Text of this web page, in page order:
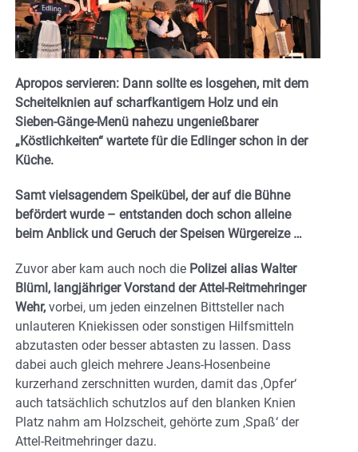
Apropos servieren: Dann sollte es losgehen, mit dem
Scheitelknien auf scharfkantigem Holz und ein
Sieben-Gänge-Menü nahezu ungenießbarer
„Köstlichkeiten“ wartete für die Edlinger schon in der
Küche.
Samt vielsagendem Speikübel, der auf die Bühne
befördert wurde – entstanden doch schon alleine
beim Anblick und Geruch der Speisen Würgereize …
Zuvor aber kam auch noch die Polizei alias Walter
Blüml, langjähriger Vorstand der Attel-Reitmehringer
Wehr, vorbei, um jeden einzelnen Bittsteller nach
unlauteren Kniekissen oder sonstigen Hilfsmitteln
abzutasten oder besser abtasten zu lassen. Dass
dabei auch gleich mehrere Jeans-Hosenbeine
kurzerhand zerschnitten wurden, damit das ‚Opfer‘
auch tatsächlich schutzlos auf den blanken Knien
Platz nahm am Holzscheit, gehörte zum ‚Spaß‘ der
Attel-Reitmehringer dazu.